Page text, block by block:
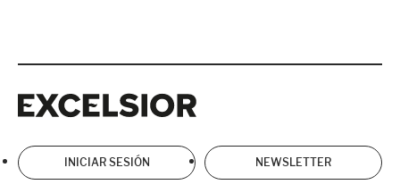
INICIAR SESIÓN NEWSLETTER